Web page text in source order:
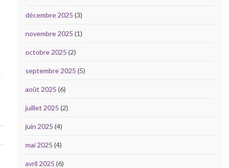
décembre 2025 (3)
novembre 2025 (1)
octobre 2025 (2)
septembre 2025 (5)
août 2025 (6)
juillet 2025 (2)
juin 2025 (4)
mai 2025 (4)
avril 2025 (6)